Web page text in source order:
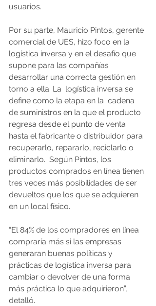
usuarios.
Por su parte, Mauricio Pintos, gerente
comercial de UES, hizo foco en la
logística inversa y en el desafío que
supone para las compañías
desarrollar una correcta gestión en
torno a ella. La  logística inversa se
define como la etapa en la  cadena
de suministros en la que el producto
regresa desde el punto de venta
hasta el fabricante o distribuidor para
recuperarlo, repararlo, reciclarlo o
eliminarlo.  Según Pintos, los
productos comprados en línea tienen
tres veces más posibilidades de ser
devueltos que los que se adquieren
en un local físico.
“El 84% de los compradores en línea
compraría más si las empresas
generaran buenas políticas y
prácticas de logística inversa para
cambiar o devolver de una forma
más práctica lo que adquirieron”,
detalló.